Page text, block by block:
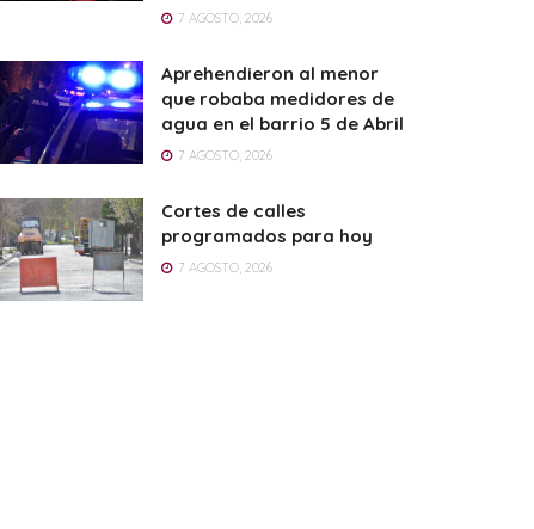
7 AGOSTO, 2026
Aprehendieron al menor
que robaba medidores de
agua en el barrio 5 de Abril
7 AGOSTO, 2026
Cortes de calles
programados para hoy
7 AGOSTO, 2026